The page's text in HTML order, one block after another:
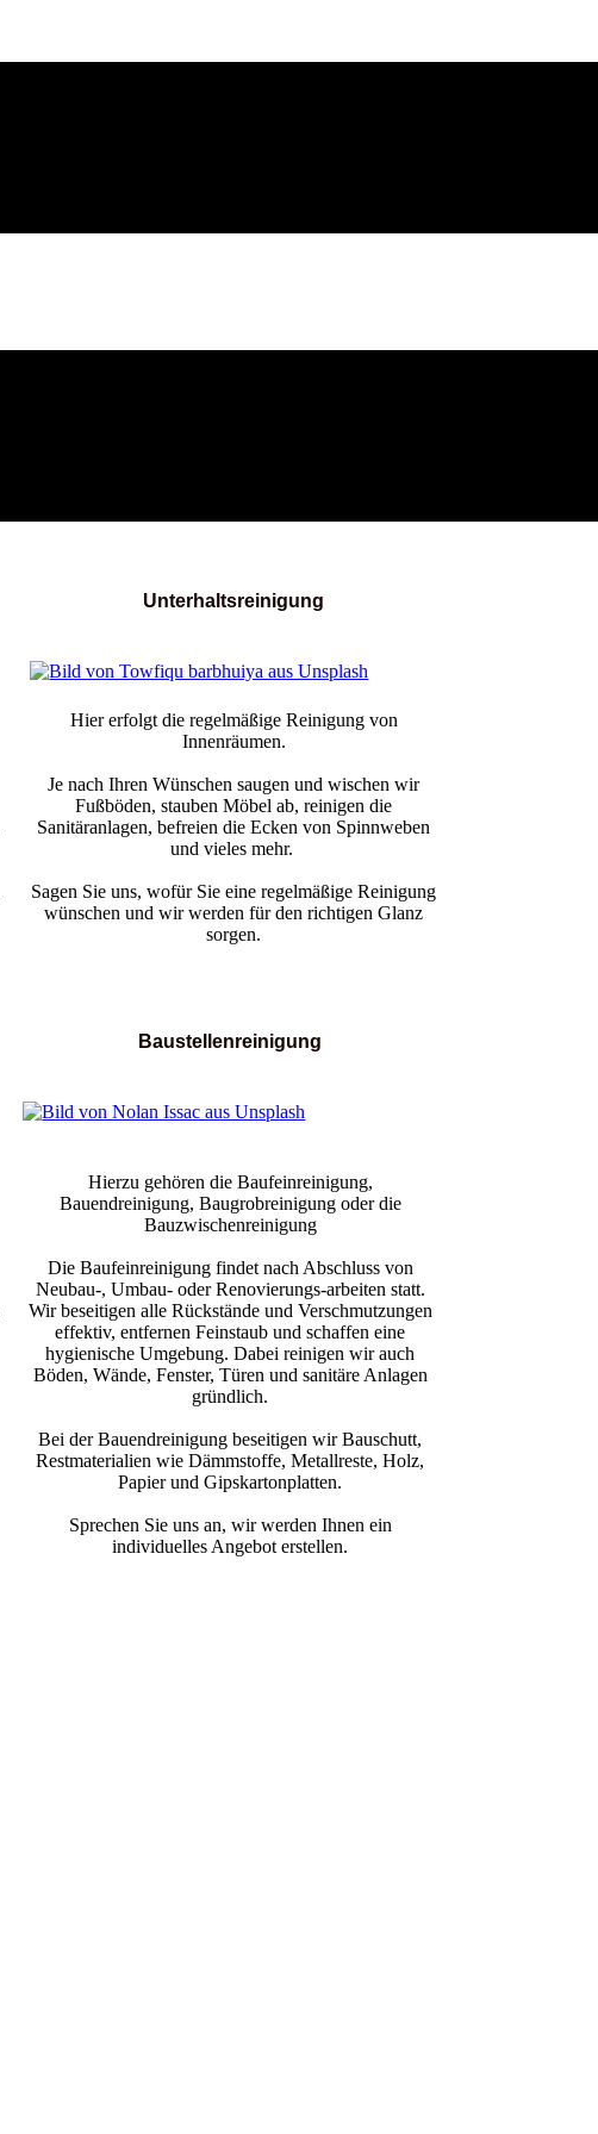
Unterhaltsreinigung
Hier erfolgt die regelmäßige Reinigung von
Innenräumen.
Je nach Ihren Wünschen saugen und wischen wir
Fußböden, stauben Möbel ab, reinigen die
Sanitäranlagen, befreien die Ecken von Spinnweben
und vieles mehr.
Sagen Sie uns, wofür Sie eine regelmäßige Reinigung
wünschen und wir werden für den richtigen Glanz
sorgen.
Baustellenreinigung
Hierzu gehören die Baufeinreinigung,
Bauendreinigung, Baugrobreinigung oder die
Bauzwischenreinigung
Die Baufeinreinigung findet nach Abschluss von
Neubau-, Umbau- oder Renovierungs-arbeiten statt.
Wir beseitigen alle Rückstände und Verschmutzungen
effektiv, entfernen Feinstaub und schaffen eine
hygienische Umgebung. Dabei reinigen wir auch
Böden, Wände, Fenster, Türen und sanitäre Anlagen
gründlich.
Bei der Bauendreinigung beseitigen wir Bauschutt,
Restmaterialien wie Dämmstoffe, Metallreste, Holz,
Papier und Gipskartonplatten.
Sprechen Sie uns an, wir werden Ihnen ein
individuelles Angebot erstellen.